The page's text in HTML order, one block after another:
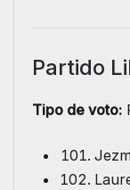
Partido
Tipo de voto: